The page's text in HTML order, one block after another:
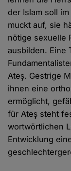
der Islam soll
muckt auf, sie
nötige sexuelle
ausbilden. Eine
Ateş. Gestrige
ihnen eine
ermöglicht,
für Ateş steht
wortwörtlichen
Entwicklung